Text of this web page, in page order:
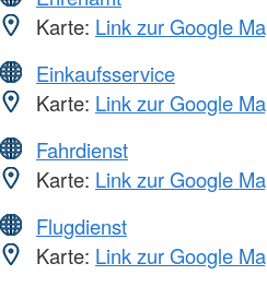
Karte: Link zur Google
Einkaufsservice
Karte: Link zur Google
Fahrdienst
Karte: Link zur Google
Flugdienst
Karte: Link zur Google